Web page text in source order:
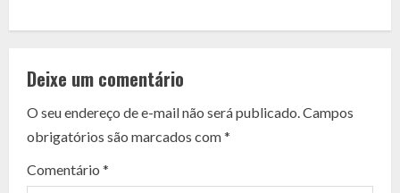
C
n
t
i
Deixe um comentário
O seu endereço de e-mail não será publicado.Campos
obrigatórios são marcados com*
Comentário *